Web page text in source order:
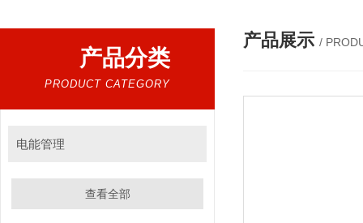
产品分类
PRODUCT CATEGORY
电能管理
查看全部
产品展示 /